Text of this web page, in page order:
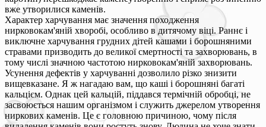
вже утворилися каменів.
Характер харчування має значення походження
нирковокам'яній хворобі, особливо в дитячому віці. Раннє і
виключне харчування грудних дітей кашами і борошняними
стравами призводить до великої смертності та захворювань, в
тому числі значною частотою нирковокам'яній захворювань.
Усунення дефектів у харчуванні дозволило різко знизити
вищевказане. Я ж нагадаю вам, що каші і борошняні багаті
кальцієм. Однак цей кальцій, піддався термічній обробці, не
засвоюється нашим організмом і служить джерелом утворення
ниркових каменів. Це є головною причиною, чому після